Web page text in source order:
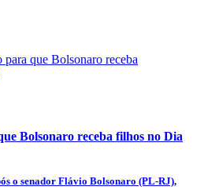
Bolsonaro receba filhos no Dia
o senador Flávio Bolsonaro (PL-RJ),